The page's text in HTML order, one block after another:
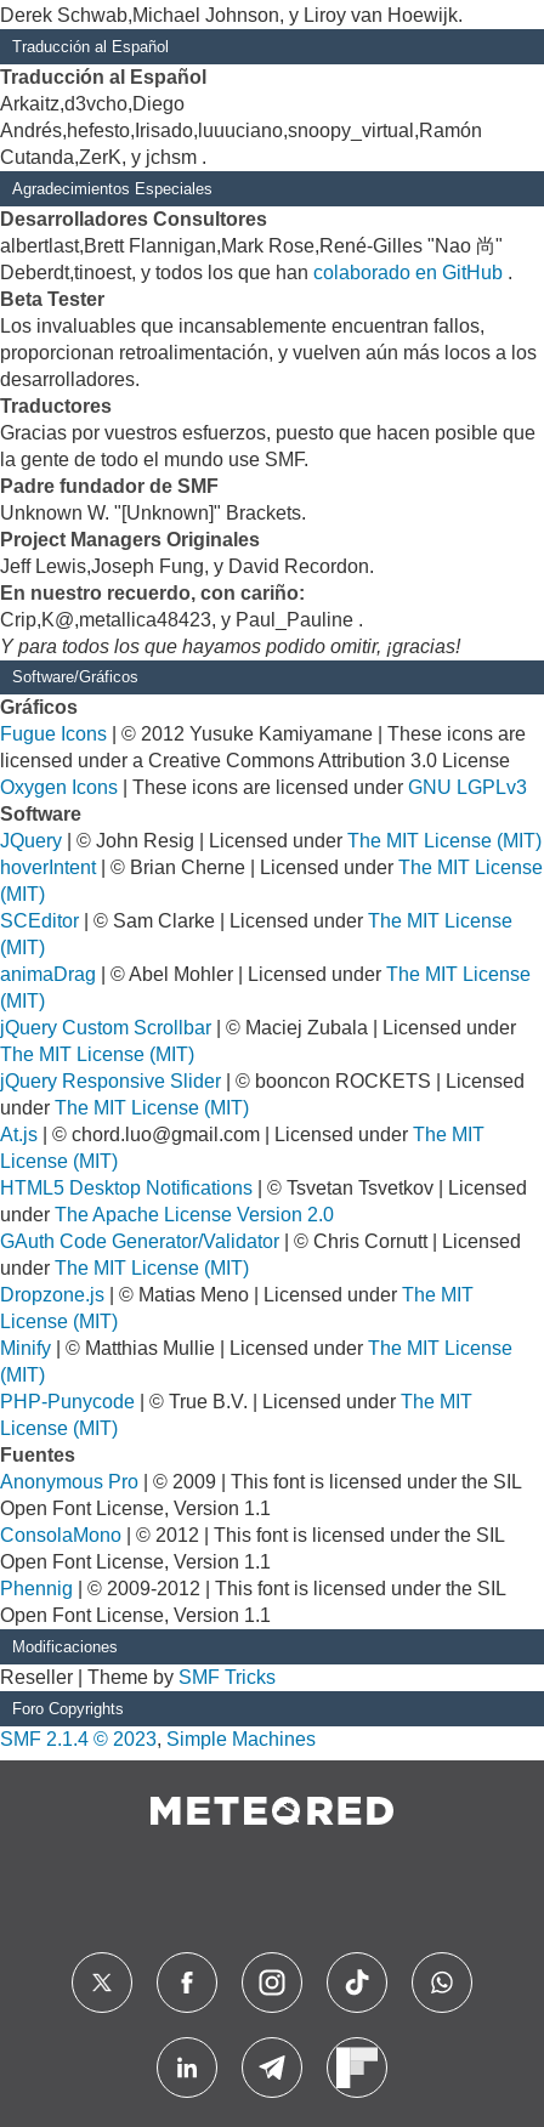
Derek Schwab,Michael Johnson, y Liroy van Hoewijk.
Traducción al Español
Traducción al Español
Arkaitz,d3vcho,Diego
Andrés,hefesto,Irisado,luuuciano,snoopy_virtual,Ramón
Cutanda,ZerK, y jchsm .
Agradecimientos Especiales
Desarrolladores Consultores
albertlast,Brett Flannigan,Mark Rose,René-Gilles "Nao 尚"
Deberdt,tinoest, y todos los que han colaborado en GitHub .
Beta Tester
Los invaluables que incansablemente encuentran fallos,
proporcionan retroalimentación, y vuelven aún más locos a los
desarrolladores.
Traductores
Gracias por vuestros esfuerzos, puesto que hacen posible que
la gente de todo el mundo use SMF.
Padre fundador de SMF
Unknown W. "[Unknown]" Brackets.
Project Managers Originales
Jeff Lewis,Joseph Fung, y David Recordon.
En nuestro recuerdo, con cariño:
Crip,K@,metallica48423, y Paul_Pauline .
Y para todos los que hayamos podido omitir, ¡gracias!
Software/Gráficos
Gráficos
Fugue Icons | © 2012 Yusuke Kamiyamane | These icons are
licensed under a Creative Commons Attribution 3.0 License
Oxygen Icons | These icons are licensed under GNU LGPLv3
Software
JQuery | © John Resig | Licensed under The MIT License (MIT)
hoverIntent| © Brian Cherne | Licensed under The MIT License
(MIT)
SCEditor | © Sam Clarke | Licensed under The MIT License
(MIT)
animaDrag | © Abel Mohler | Licensed under The MIT License
(MIT)
jQuery Custom Scrollbar | © Maciej Zubala | Licensed under
The MIT License (MIT)
jQuery Responsive Slider | © booncon ROCKETS | Licensed
under The MIT License (MIT)
At.js | © chord.luo@gmail.com | Licensed under The MIT
License (MIT)
HTML5 Desktop Notifications | © Tsvetan Tsvetkov | Licensed
under The Apache License Version 2.0
GAuth Code Generator/Validator | © Chris Cornutt | Licensed
under The MIT License (MIT)
Dropzone.js | © Matias Meno | Licensed under The MIT
License (MIT)
Minify | © Matthias Mullie | Licensed under The MIT License
(MIT)
PHP-Punycode | © True B.V. | Licensed under The MIT
License (MIT)
Fuentes
Anonymous Pro | © 2009 | This font is licensed under the SIL
Open Font License, Version 1.1
ConsolaMono | © 2012 | This font is licensed under the SIL
Open Font License, Version 1.1
Phennig | © 2009-2012 | This font is licensed under the SIL
Open Font License, Version 1.1
Modificaciones
Reseller | Theme by SMF Tricks
Foro Copyrights
SMF 2.1.4 © 2023, Simple Machines